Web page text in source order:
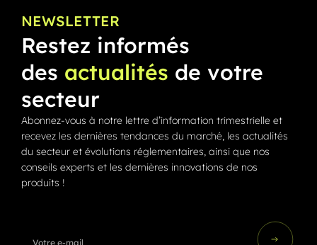
NEWSLETTER
Restez informés
des actualités de votre
secteur
Abonnez-vous à notre lettre d’information trimestrielle et
recevez les dernières tendances du marché, les actualités
du secteur et évolutions réglementaires, ainsi que nos
conseils experts et les dernières innovations de nos
produits !